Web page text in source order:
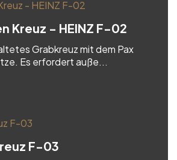
Kreuz - HEINZ F-02
Grabkreuz mit dem Pax
Es erfordert auße...
F-03